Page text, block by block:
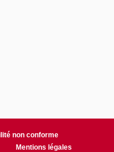
non conforme
Mentions légales